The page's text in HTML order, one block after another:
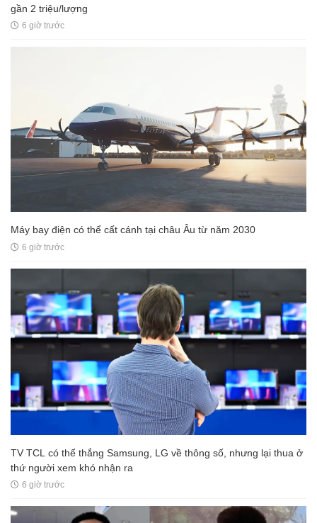
gần 2 triệu/lượng
6 giờ trước
Máy bay điện có thể cất cánh tại châu Âu từ năm 2030
6 giờ trước
TV TCL có thể thắng Samsung, LG về thông số, nhưng lại thua ở
thứ người xem khó nhận ra
6 giờ trước